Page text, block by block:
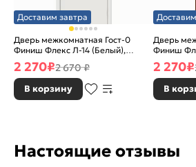
Доставим завтра
Дверь межкомнатная Гост-0
Финиш Флекс Л-14 (Белый),
глухая, каркасно-щитовая
2 270₽2 670 ₽
В корзину
Дверь
Финиш
Л-11
2 270₽
В
Настоящие отзывы